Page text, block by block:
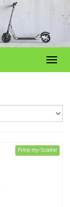
Pimp-my-Scooter